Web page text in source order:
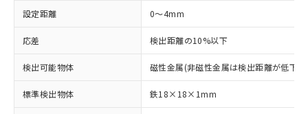
設定距離 0～4mm
応差 検出距離の10%以下
検出可能物体 磁性金属(非磁性金属は検出距離が低下
標準検出物体 鉄18×18×1mm